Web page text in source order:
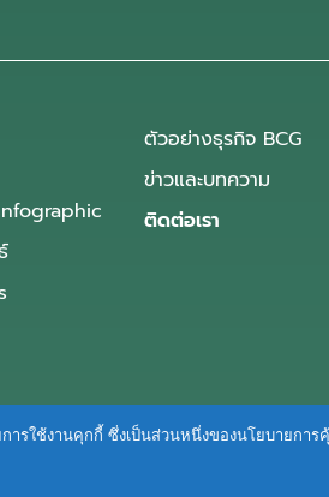
ตัวอย่างธุรกิจ BCG
ข่าวและบทความ
ติดต่อเรา
ารใช้งานคุกกี้ ซึ่งเป็นส่วนหนึ่งของนโยบายกา